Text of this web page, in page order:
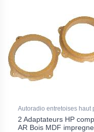
Autoradio entretoises haut
2 Adaptateurs HP
AR Bois MDF